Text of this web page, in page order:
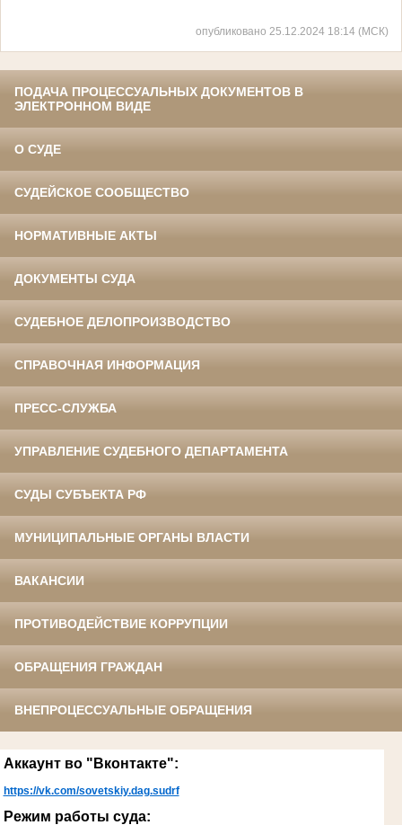
опубликовано 25.12.2024 18:14 (МСК)
ПОДАЧА ПРОЦЕССУАЛЬНЫХ ДОКУМЕНТОВ В
ЭЛЕКТРОННОМ ВИДЕ
О СУДЕ
СУДЕЙСКОЕ СООБЩЕСТВО
НОРМАТИВНЫЕ АКТЫ
ДОКУМЕНТЫ СУДА
СУДЕБНОЕ ДЕЛОПРОИЗВОДСТВО
СПРАВОЧНАЯ ИНФОРМАЦИЯ
ПРЕСС-СЛУЖБА
УПРАВЛЕНИЕ СУДЕБНОГО ДЕПАРТАМЕНТА
СУДЫ СУБЪЕКТА РФ
МУНИЦИПАЛЬНЫЕ ОРГАНЫ ВЛАСТИ
ВАКАНСИИ
ПРОТИВОДЕЙСТВИЕ КОРРУПЦИИ
ОБРАЩЕНИЯ ГРАЖДАН
ВНЕПРОЦЕССУАЛЬНЫЕ ОБРАЩЕНИЯ
Аккаунт во "Вконтакте":
https://vk.com/sovetskiy.dag.sudrf
Режим работы суда: